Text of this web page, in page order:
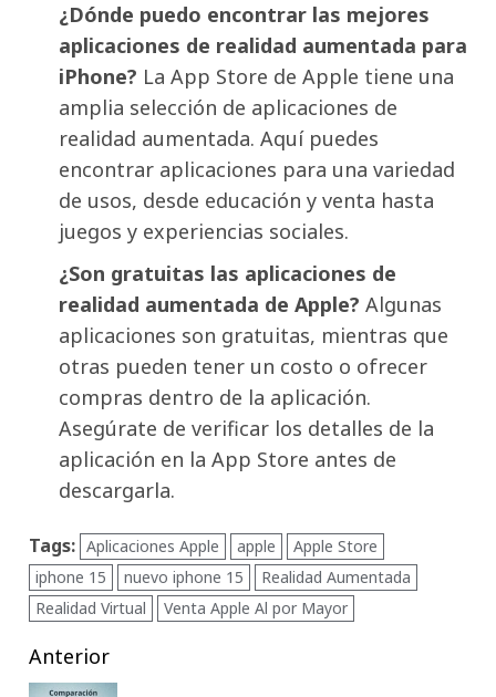
¿Dónde puedo encontrar las mejores
aplicaciones de realidad aumentada para
iPhone? La App Store de Apple tiene una
amplia selección de aplicaciones de
realidad aumentada. Aquí puedes
encontrar aplicaciones para una variedad
de usos, desde educación y venta hasta
juegos y experiencias sociales.
¿Son gratuitas las aplicaciones de
realidad aumentada de Apple? Algunas
aplicaciones son gratuitas, mientras que
otras pueden tener un costo o ofrecer
compras dentro de la aplicación.
Asegúrate de verificar los detalles de la
aplicación en la App Store antes de
descargarla.
Tags: Aplicaciones Apple apple
Apple Store
iphone 15
nuevo iphone 15
Realidad Aumentada
Realidad Virtual
Venta Apple Al por Mayor
Post
Anterior